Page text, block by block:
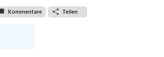
Kommentare Teilen